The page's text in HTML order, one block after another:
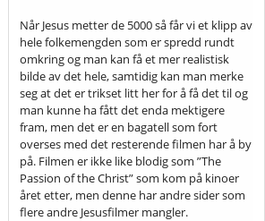
Når Jesus metter de 5000 så får vi et klipp av
hele folkemengden som er spredd rundt
omkring og man kan få et mer realistisk
bilde av det hele, samtidig kan man merke
seg at det er trikset litt her for å få det til og
man kunne ha fått det enda mektigere
fram, men det er en bagatell som fort
overses med det resterende filmen har å by
på. Filmen er ikke like blodig som ”The
Passion of the Christ” som kom på kinoer
året etter, men denne har andre sider som
flere andre Jesusfilmer mangler.